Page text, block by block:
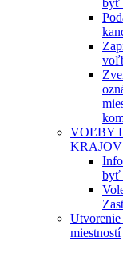
byť
VOĽBY
KRAJOV
byť
Utvorenie
miestností